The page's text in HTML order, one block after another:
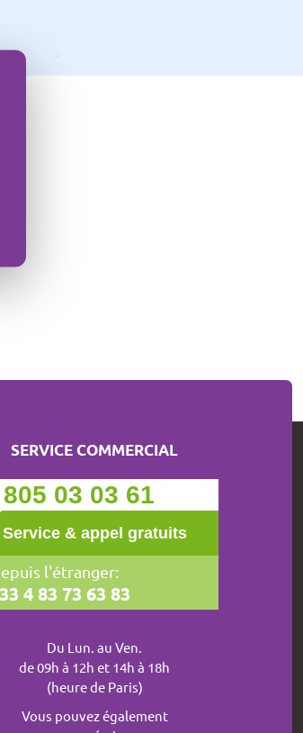
SERVICE COMMERCIAL
03 03 61
Service & appel gratuits
l'étranger:
4 83 73 63 83
Du Lun. au Ven.
de 09h à 12h et 14h à 18h
(heure de Paris)
Vous pouvez également
0 805 03 03 61
Service & appel gratuits